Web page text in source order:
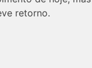
retorno.